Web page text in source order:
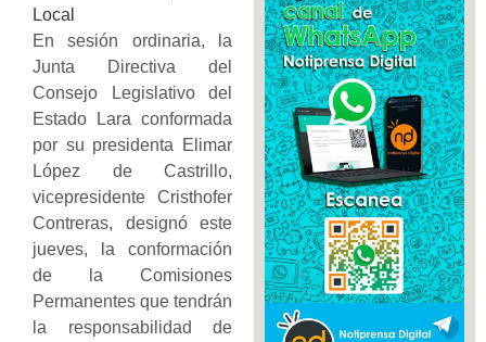
Local
En sesión ordinaria, la
Junta Directiva del
Consejo Legislativo del
Estado Lara conformada
por su presidenta Elimar
López de Castrillo,
vicepresidente Cristhofer
Contreras, designó este
jueves, la conformación
de la Comisiones
Permanentes que tendrán
la responsabilidad de